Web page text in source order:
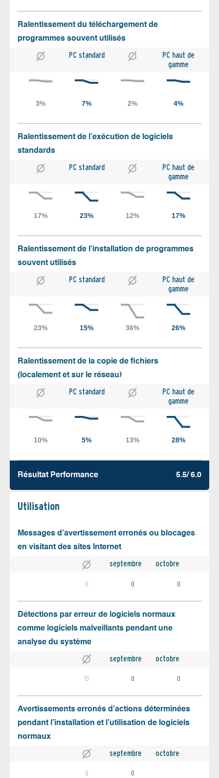
Ralentissement du téléchargement de
programmes souvent utilisés
PC standard
PC haut de
gamme
Ralentissement de l’exécution de logiciels
standards
PC standard
PC haut de
gamme
Ralentissement de l’installation de programmes
souvent utilisés
PC standard
PC haut de
gamme
Ralentissement de la copie de fichiers
(localement et sur le réseau)
PC standard
PC haut de
gamme
Résultat Performance 5.5/ 6.0
Utilisation
Messages d’avertissement erronés ou blocages
en visitant des sites Internet
septembre octobre
0 0 0
Détections par erreur de logiciels normaux
comme logiciels malveillants pendant une
analyse du système
septembre octobre
13 0 0
Avertissements erronés d’actions déterminées
pendant l’installation et l’utilisation de logiciels
normaux
septembre octobre
0 0